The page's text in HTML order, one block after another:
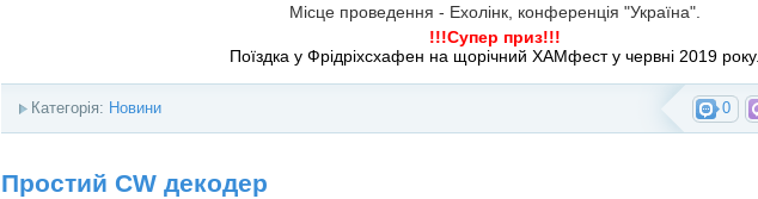
Місце проведення - Ехолінк, конференція "Україна".
!!!Супер приз!!!
Поїздка у Фрідріхсхафен на щорічний ХАМфест у червні 2019 року.
0
Категорія: Новини
Простий CW декодер